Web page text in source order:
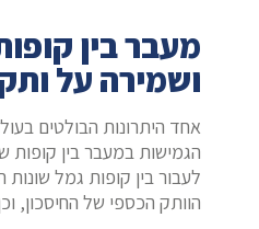
מעבר בין
ושמירה על
אחד היתרונות הבולטים
הגמישות במעבר בין קופות
לעבור בין קופות גמל
הוותק הכספי של החיסכון,